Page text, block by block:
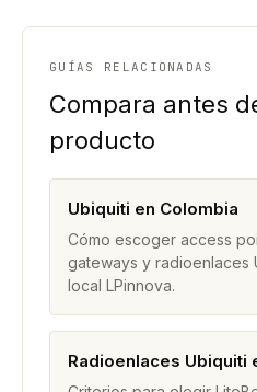
GUÍAS RELACIONADAS
Compara antes
producto
Ubiquiti en Colombia
Cómo escoger access
gateways y radioenlaces
local LPinnova.
Radioenlaces Ubiquiti